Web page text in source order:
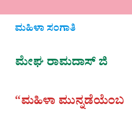
ಮಹಿಳಾ ಸಂಗಾತಿ
ಮೇಘ ರಾಮದಾಸ್ ಜಿ
“ಮಹಿಳಾ ಮುನ್ನಡೆಯೆಂಬ